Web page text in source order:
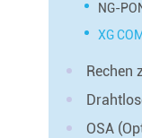
NG-
XG
Rechen
OSA